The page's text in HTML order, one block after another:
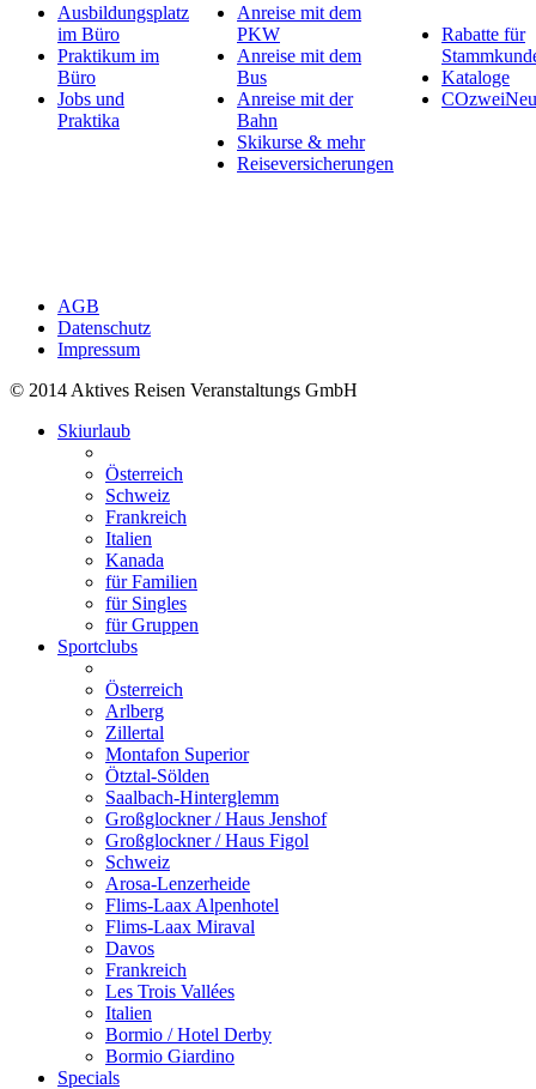
Ausbildungsplatz
im Büro
Praktikum im
Büro
Jobs und
Praktika
Anreise mit dem
PKW
Anreise mit dem
Bus
Anreise mit der
Bahn
Skikurse & mehr
Reiseversicherungen
Rabatte für
Kataloge
AGB
Datenschutz
Impressum
© 2014 Aktives Reisen Veranstaltungs GmbH
Skiurlaub
Österreich
Schweiz
Frankreich
Italien
Kanada
für Familien
für Singles
für Gruppen
Sportclubs
Österreich
Arlberg
Zillertal
Montafon Superior
Ötztal-Sölden
Saalbach-Hinterglemm
Großglockner / Haus Jenshof
Großglockner / Haus Figol
Schweiz
Arosa-Lenzerheide
Flims-Laax Alpenhotel
Flims-Laax Miraval
Davos
Frankreich
Les Trois Vallées
Italien
Bormio / Hotel Derby
Bormio Giardino
Specials